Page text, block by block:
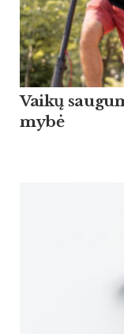
Vaikų
mybė